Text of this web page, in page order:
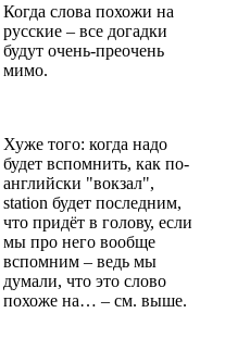
Когда слова похожи на
русские – все догадки
будут очень-преочень
мимо.
Хуже того: когда надо
будет вспомнить, как по-
английски "вокзал",
station будет последним,
что пpидёт в голову, если
мы пpо него вообще
вспомним – ведь мы
думали, что это слово
похоже на… – см. выше.